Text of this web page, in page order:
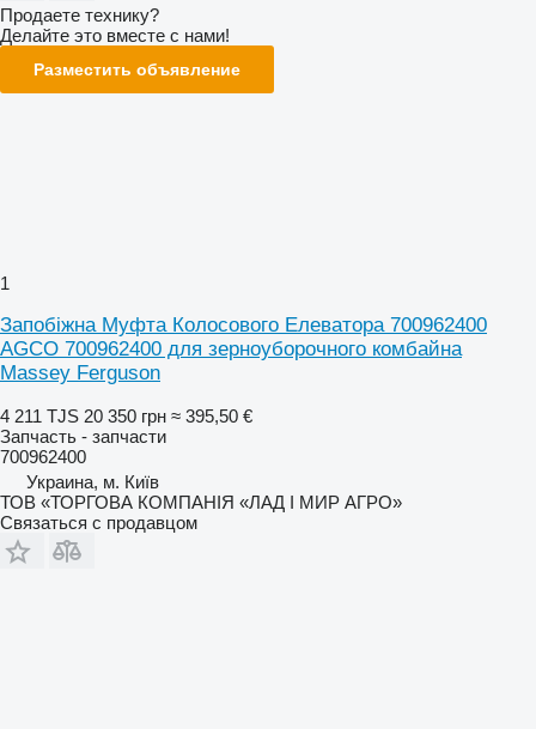
Продаете технику?
Делайте это вместе с нами!
Разместить объявление
1
Запобіжна Муфта Колосового Елеватора 700962400
AGCO 700962400 для зерноуборочного комбайна
Massey Ferguson
4 211 TJS 20 350 грн ≈ 395,50 €
Запчасть - запчасти
700962400
Украина, м. Київ
ТОВ «ТОРГОВА КОМПАНІЯ «ЛАД І МИР АГРО»
Связаться с продавцом